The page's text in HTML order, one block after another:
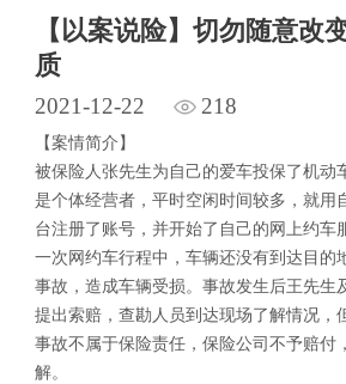
【以案说险】切勿随意改
质
2021-12-22 218
【案情简介】
被保险人张先生为自己的爱车投保了机动
是个体经营者，平时空闲时间较多，就用
台注册了账号，并开始了自己的网上约车
一次网约车行程中，车辆还没有到达目的
事故，造成车辆受损。事故发生后王先生
提出索赔，查勘人员到达现场了解情况，
事故不属于保险责任，保险公司不予赔付
解。